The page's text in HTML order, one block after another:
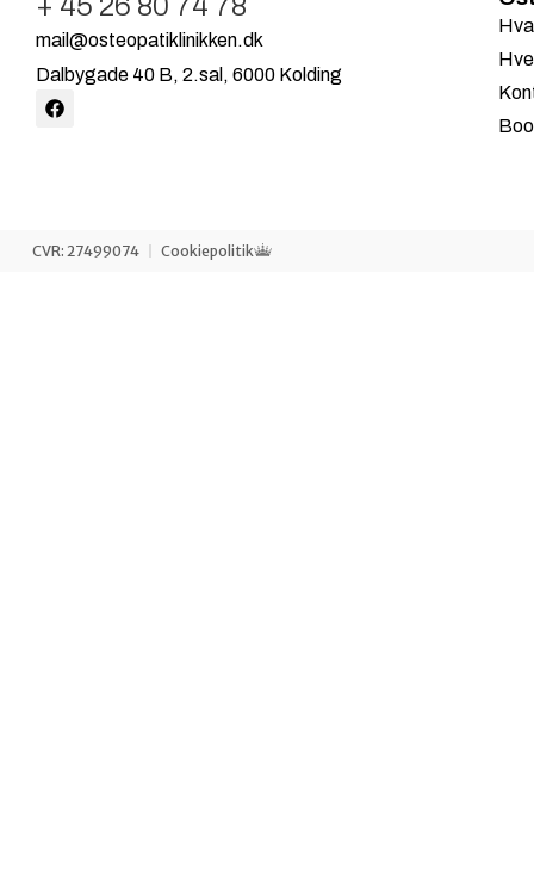
mail@osteopatiklinikken.dk
Dalbygade 40 B, 2.sal, 6000 Kolding
CVR: 27499074 Cookiepolitik